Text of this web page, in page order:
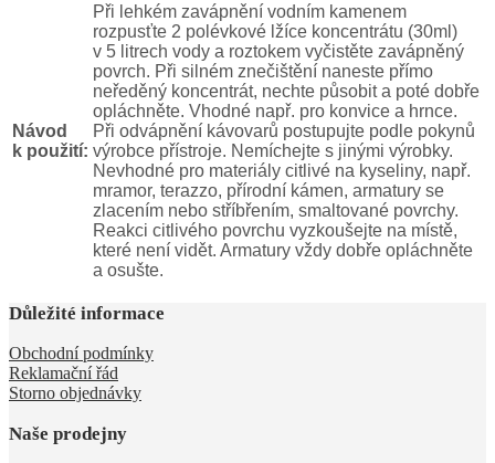
Návod
k použití:
Při lehkém zavápnění vodním kamenem
rozpusťte 2 polévkové lžíce koncentrátu (30ml)
v 5 litrech vody a roztokem vyčistěte zavápněný
povrch. Při silném znečištění naneste přímo
neředěný koncentrát, nechte působit a poté dobře
opláchněte. Vhodné např. pro konvice a hrnce.
Při odvápnění kávovarů postupujte podle pokynů
výrobce přístroje. Nemíchejte s jinými výrobky.
Nevhodné pro materiály citlivé na kyseliny, např.
mramor, terazzo, přírodní kámen, armatury se
zlacením nebo stříbřením, smaltované povrchy.
Reakci citlivého povrchu vyzkoušejte na místě,
které není vidět. Armatury vždy dobře opláchněte
a osušte.
Důležité informace
Obchodní podmínky
Reklamační řád
Storno objednávky
Naše prodejny